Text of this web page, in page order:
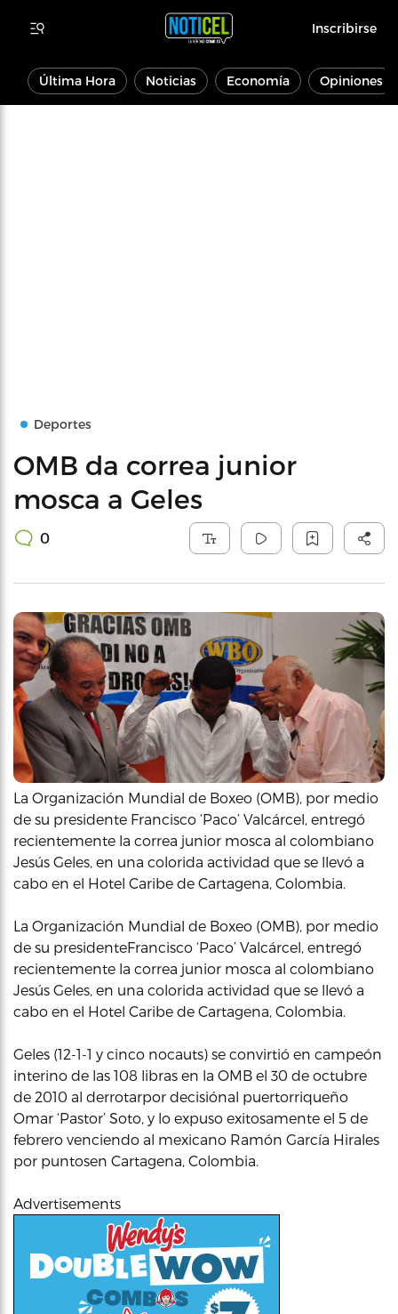
Inscribirse
Última Hora Noticias Economía Opiniones
Deportes
OMB da correa junior
mosca a Geles
0
La Organización Mundial de Boxeo (OMB), por medio
de su presidente Francisco ‘Paco’ Valcárcel, entregó
recientemente la correa junior mosca al colombiano
Jesús Geles, en una colorida actividad que se llevó a
cabo en el Hotel Caribe de Cartagena, Colombia.
La Organización Mundial de Boxeo (OMB), por medio
de su presidenteFrancisco ‘Paco’ Valcárcel, entregó
recientemente la correa junior mosca al colombiano
Jesús Geles, en una colorida actividad que se llevó a
cabo en el Hotel Caribe de Cartagena, Colombia.
Geles (12-1-1 y cinco nocauts) se convirtió en campeón
interino de las 108 libras en la OMB el 30 de octubre
de 2010 al derrotarpor decisiónal puertorriqueño
Omar ‘Pastor’ Soto, y lo expuso exitosamente el 5 de
febrero venciendo al mexicano Ramón García Hirales
por puntosen Cartagena, Colombia.
Advertisements